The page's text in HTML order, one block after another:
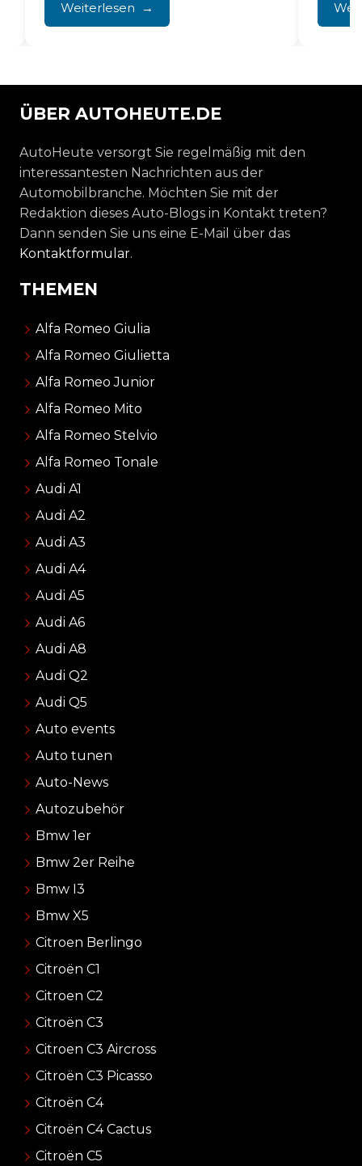
Weiterlesen
ÜBER AUTOHEUTE.DE
AutoHeute versorgt Sie regelmäßig mit den
interessantesten Nachrichten aus der
Automobilbranche. Möchten Sie mit der
Redaktion dieses Auto-Blogs in Kontakt treten?
Dann senden Sie uns eine E-Mail über das
Kontaktformular.
THEMEN
Alfa Romeo Giulia
Alfa Romeo Giulietta
Alfa Romeo Junior
Alfa Romeo Mito
Alfa Romeo Stelvio
Alfa Romeo Tonale
Audi A1
Audi A2
Audi A3
Audi A4
Audi A5
Audi A6
Audi A8
Audi Q2
Audi Q5
Auto events
Auto tunen
Auto-News
Autozubehör
Bmw 1er
Bmw 2er Reihe
Bmw I3
Bmw X5
Citroen Berlingo
Citroën C1
Citroen C2
Citroën C3
Citroen C3 Aircross
Citroën C3 Picasso
Citroën C4
Citroën C4 Cactus
Citroën C5